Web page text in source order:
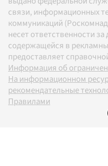
связи, информационных
коммуникаций
несет ответственности
содержащейся в
предоставляет
Информация об
На информационном
рекомендательные
Правилами